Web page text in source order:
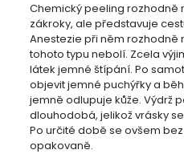
Chemický peeling rozhodně
zákroky, ale představuje
Anestezie při něm rozhodně
tohoto typu nebolí. Zcela
látek jemné štípání. Po
objevit jemné puchýřky a
jemně odlupuje kůže. Výdrž
dlouhodobá, jelikož vrásky
Po určité době se ovšem
opakovaně.